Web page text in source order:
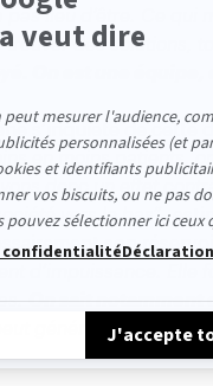
lieu d’être. Ce qui
des solutions,
On est une équipe,
s’inquiète de cette
en moins patients,
donc un effet
vers le bas”,
son
d’impuissance. Elle
On sait notamment
générer de la